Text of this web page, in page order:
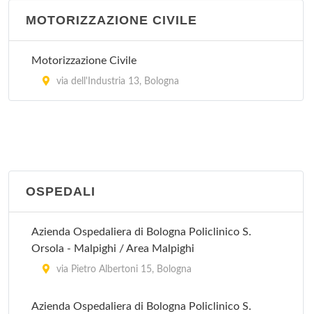
Vergato
via Papa Giovanni XXIII 12, Vergato
MOTORIZZAZIONE CIVILE
Motorizzazione Civile
via dell'Industria 13, Bologna
OSPEDALI
Azienda Ospedaliera di Bologna Policlinico S.
Orsola - Malpighi / Area Malpighi
via Pietro Albertoni 15, Bologna
Azienda Ospedaliera di Bologna Policlinico S.